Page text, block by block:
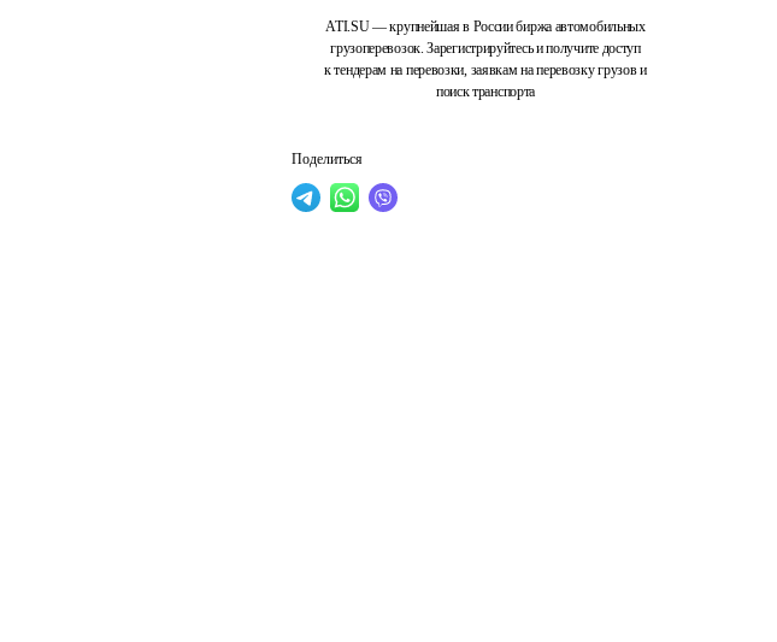
ATI.SU — крупнейшая в России биржа автомобильных
грузоперевозок. Зарегистрируйтесь и получите доступ
к тендерам на перевозки, заявкам на перевозку грузов и
поиск транспорта
Поделиться